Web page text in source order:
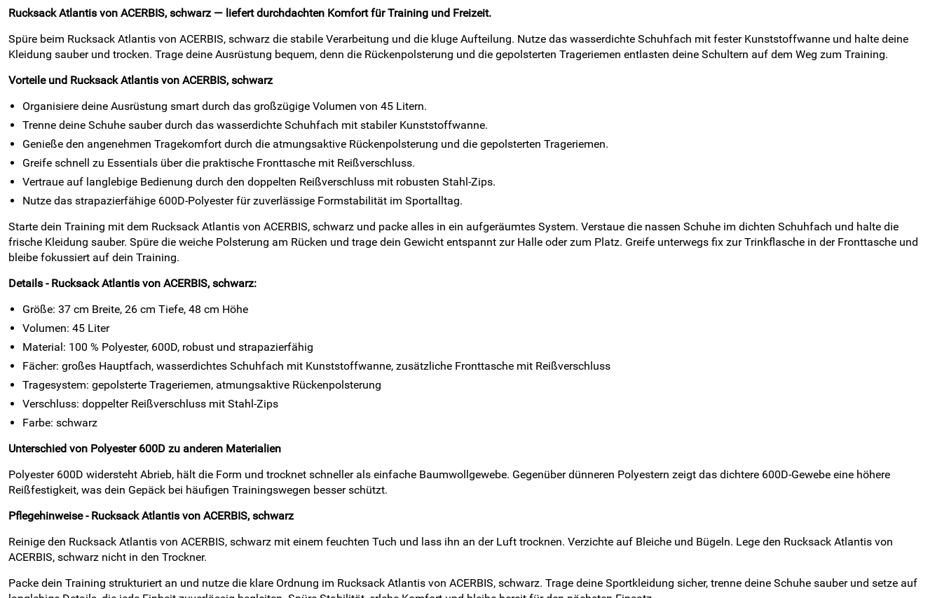
Rucksack Atlantis von ACERBIS, schwarz — liefert durchdachten Komfort für Training und Freizeit.
Spüre beim Rucksack Atlantis von ACERBIS, schwarz die stabile Verarbeitung und die kluge Aufteilung. Nutze das wasserdichte Schuhfach mit fester Kunststoffwanne und halte deine
Kleidung sauber und trocken. Trage deine Ausrüstung bequem, denn die Rückenpolsterung und die gepolsterten Trageriemen entlasten deine Schultern auf dem Weg zum Training.
Vorteile und Rucksack Atlantis von ACERBIS, schwarz
Organisiere deine Ausrüstung smart durch das großzügige Volumen von 45 Litern.
Trenne deine Schuhe sauber durch das wasserdichte Schuhfach mit stabiler Kunststoffwanne.
Genieße den angenehmen Tragekomfort durch die atmungsaktive Rückenpolsterung und die gepolsterten Trageriemen.
Greife schnell zu Essentials über die praktische Fronttasche mit Reißverschluss.
Vertraue auf langlebige Bedienung durch den doppelten Reißverschluss mit robusten Stahl-Zips.
Nutze das strapazierfähige 600D-Polyester für zuverlässige Formstabilität im Sportalltag.
Starte dein Training mit dem Rucksack Atlantis von ACERBIS, schwarz und packe alles in ein aufgeräumtes System. Verstaue die nassen Schuhe im dichten Schuhfach und halte die
frische Kleidung sauber. Spüre die weiche Polsterung am Rücken und trage dein Gewicht entspannt zur Halle oder zum Platz. Greife unterwegs fix zur Trinkflasche in der Fronttasche und
bleibe fokussiert auf dein Training.
Details - Rucksack Atlantis von ACERBIS, schwarz:
Größe: 37 cm Breite, 26 cm Tiefe, 48 cm Höhe
Volumen: 45 Liter
Material: 100 % Polyester, 600D, robust und strapazierfähig
Fächer: großes Hauptfach, wasserdichtes Schuhfach mit Kunststoffwanne, zusätzliche Fronttasche mit Reißverschluss
Tragesystem: gepolsterte Trageriemen, atmungsaktive Rückenpolsterung
Verschluss: doppelter Reißverschluss mit Stahl-Zips
Farbe: schwarz
Unterschied von Polyester 600D zu anderen Materialien
Polyester 600D widersteht Abrieb, hält die Form und trocknet schneller als einfache Baumwollgewebe. Gegenüber dünneren Polyestern zeigt das dichtere 600D-Gewebe eine höhere
Reißfestigkeit, was dein Gepäck bei häufigen Trainingswegen besser schützt.
Pflegehinweise - Rucksack Atlantis von ACERBIS, schwarz
Reinige den Rucksack Atlantis von ACERBIS, schwarz mit einem feuchten Tuch und lass ihn an der Luft trocknen. Verzichte auf Bleiche und Bügeln. Lege den Rucksack Atlantis von
ACERBIS, schwarz nicht in den Trockner.
Packe dein Training strukturiert an und nutze die klare Ordnung im Rucksack Atlantis von ACERBIS, schwarz. Trage deine Sportkleidung sicher, trenne deine Schuhe sauber und setze auf